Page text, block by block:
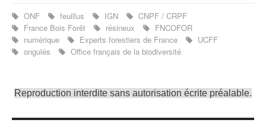
ONF feuillus IGN
CNPF / CRPF
France Bois Forêt
résineux
FNCOFOR
numérique
Experts forestiers de France
UCFF
ongulés
Office français de la biodiversité
Reproduction interdite sans autorisation écrite préalable.